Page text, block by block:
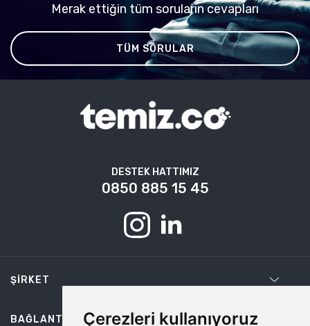
Çerezleri kullanıyoruz
Merak ettiğin tüm soruların cevapları
TÜM SORULAR
DESTEK HATTIMIZ
0850 885 15 45
ŞIRKET
BAĞLANTILAR